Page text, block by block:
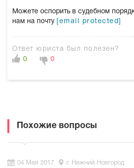
Можете оспорить в судебном
нам на почту
[email protected]
Ответ юриста был полезен?
0
0
Похожие вопросы
04 Мая 2017 г. Нижний Новгород